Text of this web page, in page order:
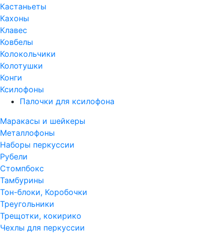
Кастаньеты
Кахоны
Клавес
Ковбелы
Колокольчики
Колотушки
Конги
Ксилофоны
Палочки для ксилофона
Маракасы и шейкеры
Металлофоны
Наборы перкуссии
Рубели
Стомпбокс
Тамбурины
Тон-блоки, Коробочки
Треугольники
Трещотки, кокирико
Чехлы для перкуссии